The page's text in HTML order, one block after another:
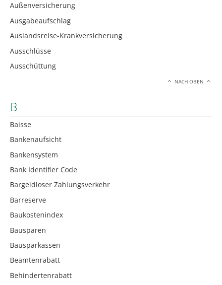
Außenversicherung
Ausgabeaufschlag
Auslandsreise-Krankversicherung
Ausschlüsse
Ausschüttung
NACH OBEN
B
Baisse
Bankenaufsicht
Bankensystem
Bank Identifier Code
Bargeldloser Zahlungsverkehr
Barreserve
Baukostenindex
Bausparen
Bausparkassen
Beamtenrabatt
Behindertenrabatt